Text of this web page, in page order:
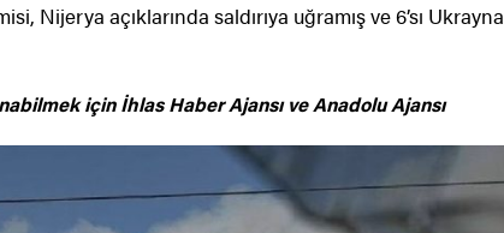
Nijerya açıklarında saldırıya uğramış ve 6’sı Ukrayna
için İhlas Haber Ajansı ve Anadolu Ajansı